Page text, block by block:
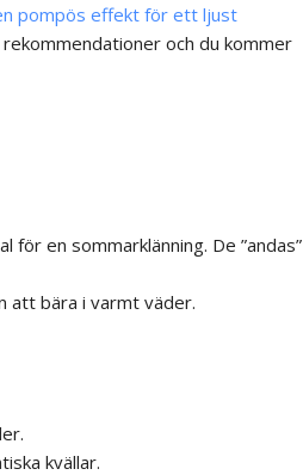
pompös effekt för ett ljust
och du kommer
för en sommarklänning. De ”andas”
att bära i varmt väder.
kvällar.